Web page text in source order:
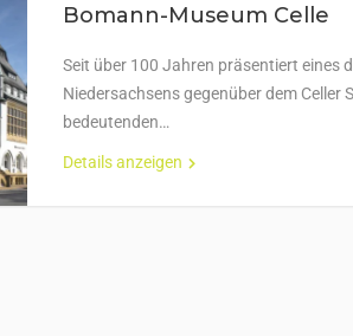
Bomann-Museum Celle
Seit über 100 Jahren präsentiert eines
Niedersachsens gegenüber dem Celler
bedeutenden…
Details anzeigen